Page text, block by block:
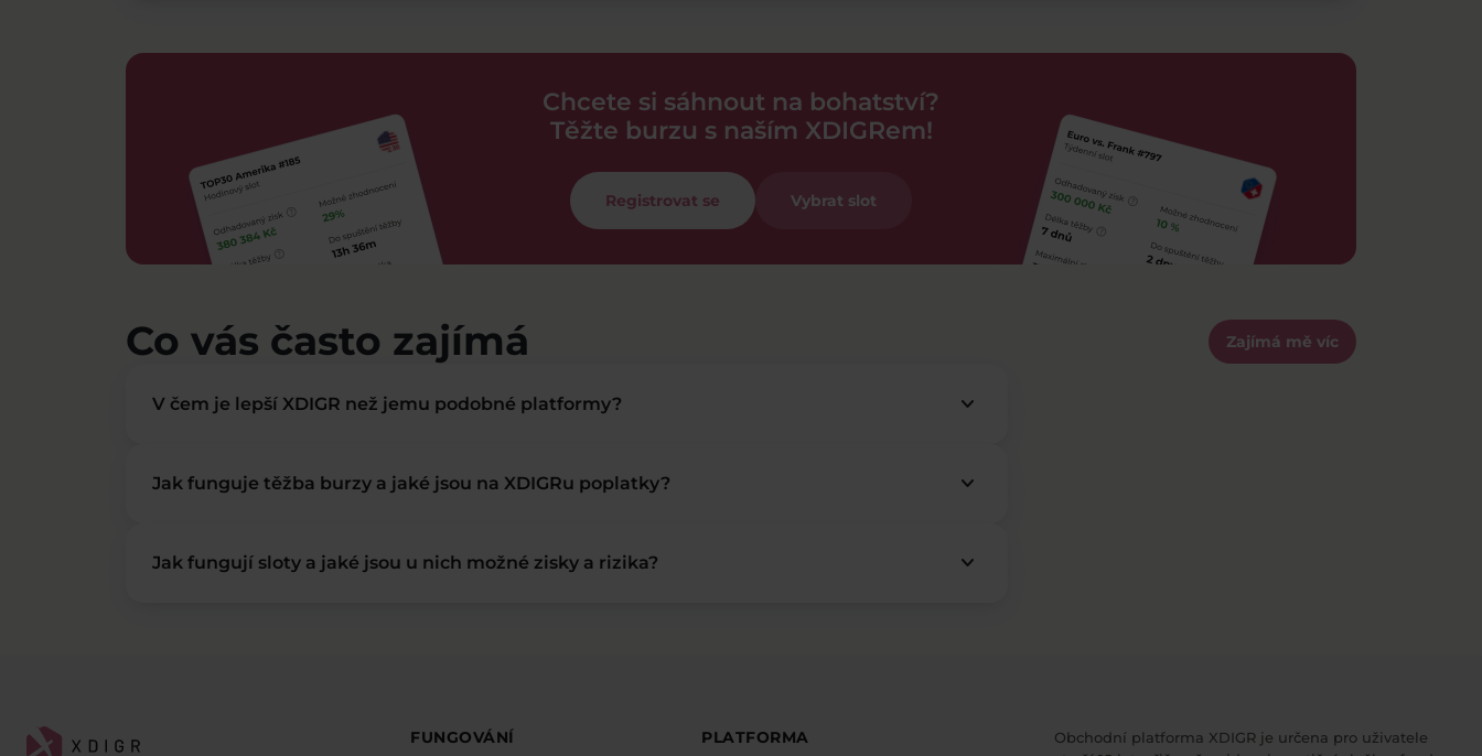
Chcete si sáhnout na bohatství?
Těžte burzu s naším XDIGRem!
Registrovat se Vybrat slot
Co vás často zajímá Zajímá mě víc
V čem je lepší XDIGR než jemu podobné platformy? keyboard_arrow_down
Jak funguje těžba burzy a jaké jsou na XDIGRu poplatky? keyboard_arrow_down
Jak fungují sloty a jaké jsou u nich možné zisky a rizika? keyboard_arrow_down
FUNGOVÁNÍ PLATFORMA
Obchodní platforma XDIGR je určena pro uživatele